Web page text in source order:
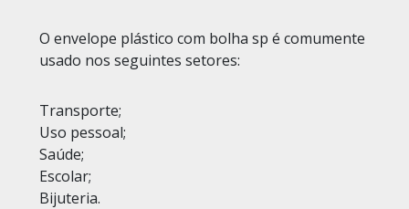
O envelope plástico com bolha sp é comumente
usado nos seguintes setores:
Transporte;
Uso pessoal;
Saúde;
Escolar;
Bijuteria.